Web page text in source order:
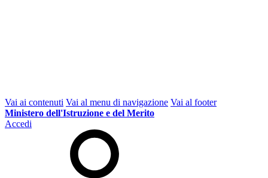
Vai ai contenuti Vai al menu di navigazione Vai al footer
Ministero dell'Istruzione e del Merito
Accedi